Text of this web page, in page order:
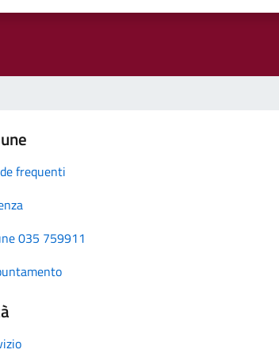
frequenti
035 759911